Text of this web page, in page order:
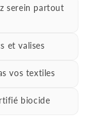
serein partout
et valises
vos textiles
biocide